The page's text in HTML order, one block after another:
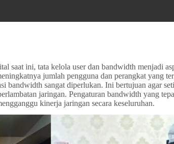
saat ini, tata kelola user dan bandwidth menjadi
jumlah pengguna dan perangkat yang
bandwidth sangat diperlukan. Ini bertujuan agar
jaringan. Pengaturan bandwidth yang
kinerja jaringan secara keseluruhan.